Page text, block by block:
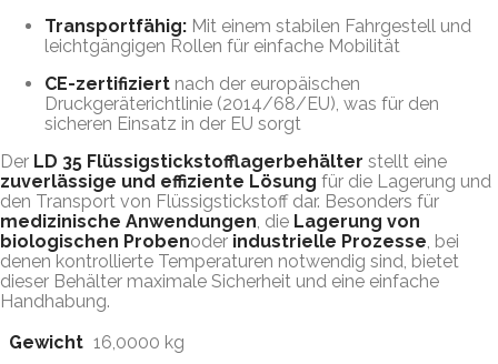
Transportfähig: Mit einem stabilen Fahrgestell und
leichtgängigen Rollen für einfache Mobilität
CE-zertifiziert nach der europäischen
Druckgeräterichtlinie (2014/68/EU), was für den
sicheren Einsatz in der EU sorgt
Der LD 35 Flüssigstickstofflagerbehälter stellt eine
zuverlässige und effiziente Lösung für die Lagerung und
den Transport von Flüssigstickstoff dar. Besonders für
medizinische Anwendungen, die Lagerung von
biologischen Probenoder industrielle Prozesse, bei
denen kontrollierte Temperaturen notwendig sind, bietet
dieser Behälter maximale Sicherheit und eine einfache
Handhabung.
Gewicht 16,0000 kg